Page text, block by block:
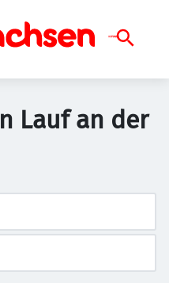
Lauf an der